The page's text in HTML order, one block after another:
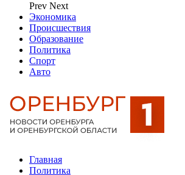
Prev Next
Экономика
Происшествия
Образование
Политика
Спорт
Авто
Главная
Политика